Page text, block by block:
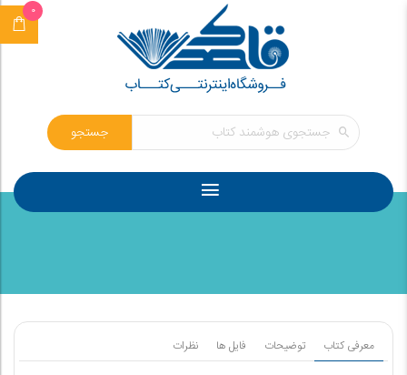
0
جستجو
معرفی کتاب توضیحات فایل ها نظرات